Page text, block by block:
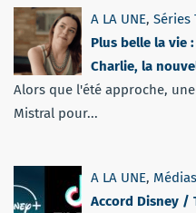
A LA UNE, Séries
Plus belle la vie
Charlie, la
Alors que l'été approche,
Mistral pour...
A LA UNE, Médias
Accord Disney /